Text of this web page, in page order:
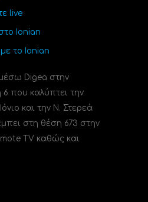
live
Ionian
το Ionian
Digea στην
6 που καλύπτει την
και την Ν. Στερεά
στη θέση 673 στην
TV καθώς και